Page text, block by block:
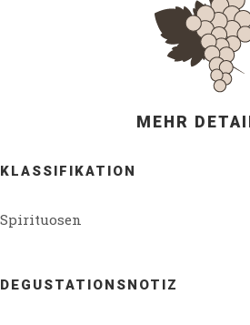
MEHR
KLASSIFIKATION
Spirituosen
DEGUSTATIONSNOTIZ